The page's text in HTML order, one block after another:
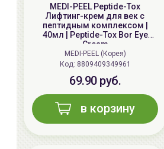
MEDI-PEEL Peptide-Tox
Лифтинг-крем для век с
пептидным комплексом |
40мл | Peptide-Tox Bor Eye
Cream
MEDI-PEEL (Корея)
Код: 8809409349961
69.90 руб.
в корзину